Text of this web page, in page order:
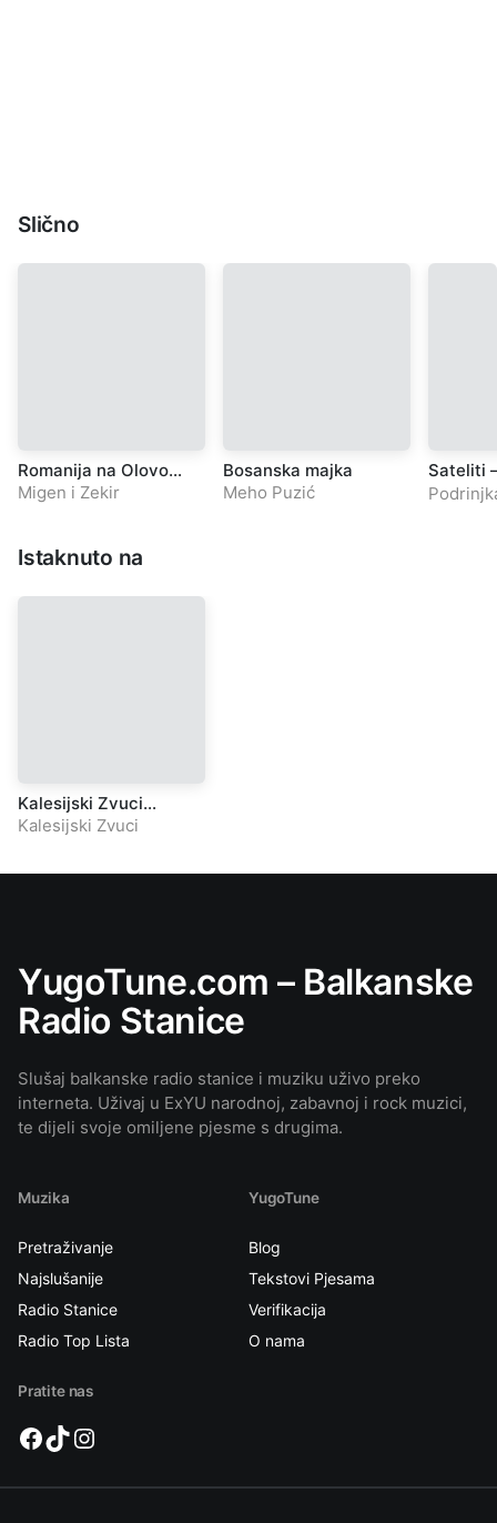
Slično
Romanija na Olovo
silno navali
Migen i Zekir
Bosanska majka
Meho Puzić
Sateliti
Mrki
Istaknuto na
Kalesijski Zvuci
Patriotske pjesme
Kalesijski Zvuci
YugoTune.com – Balkanske
Radio Stanice
Slušaj balkanske radio stanice i muziku uživo preko
interneta. Uživaj u ExYU narodnoj, zabavnoj i rock muzici,
te dijeli svoje omiljene pjesme s drugima.
Muzika
Pretraživanje
Najslušanije
Radio Stanice
Radio Top Lista
YugoTune
Blog
Tekstovi Pjesama
Verifikacija
O nama
Pratite nas
Facebook TikTok Instagram